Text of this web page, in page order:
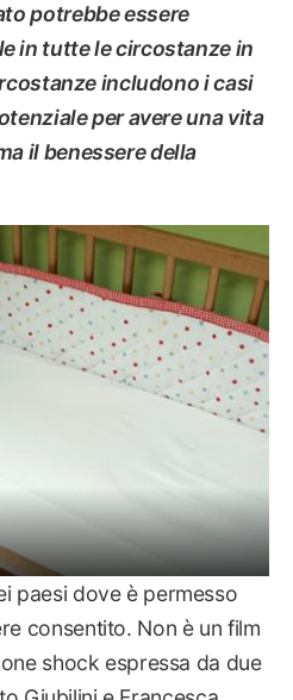
potrebbe essere
in tutte le circostanze in
includono i casi
per avere una vita
il benessere della
paesi dove è permesso
consentito. Non è un film
shock espressa da due